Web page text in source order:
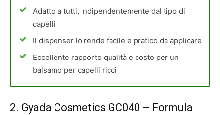
Adatto a tutti, indipendentemente dal tipo di
capelli
Il dispenser lo rende facile e pratico da applicare
Eccellente rapporto qualità e costo per un
balsamo per capelli ricci
2. Gyada Cosmetics GC040 – Formula